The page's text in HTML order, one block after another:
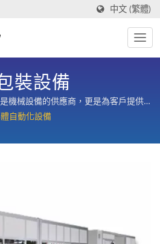
中文 (繁體)
裝設備
機械設備的供應商，更是為客戶提供
製造、訓練與整廠售後服務的策略合
自動化設備